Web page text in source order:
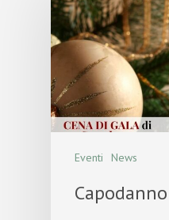
Eventi News
Capodanno